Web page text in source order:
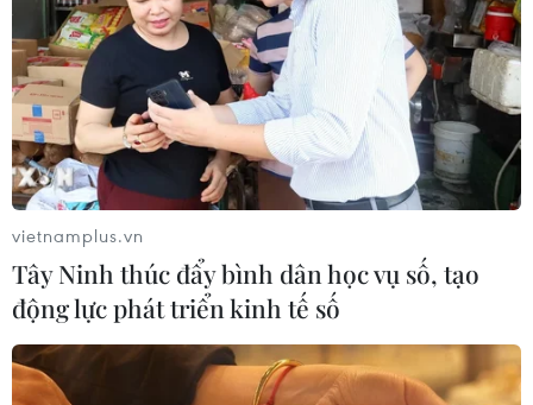
nữ nghi phạm bị bắt giữ
05/08/2026 15:07
Xem thêm
Tổng Biên tập: TRẦN TIẾN DUẨN
vietnamplus.vn
Tây Ninh thúc đẩy bình dân học vụ số, tạo
động lực phát triển kinh tế số